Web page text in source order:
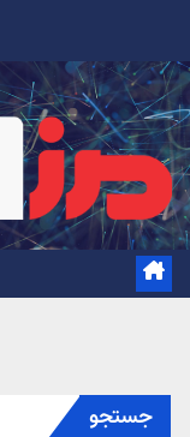
content
جستجو